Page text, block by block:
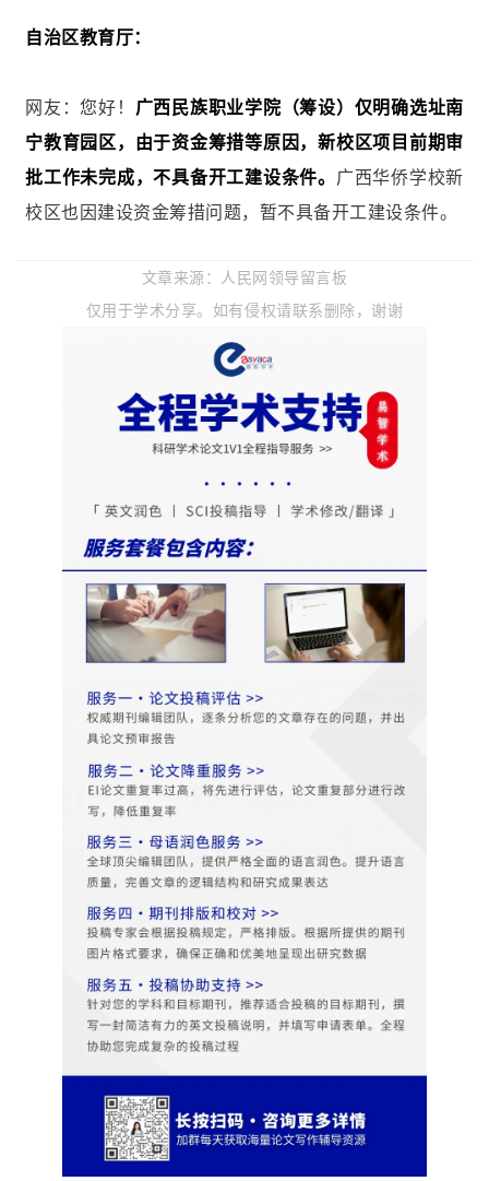
自治区教育厅：
网友：您好！ 广西民族职业学院（筹设）仅明确选址南
宁教育园区， 由于资金筹措等原因，新校区项目前期审
批工作未完成，不具备开工建设条件。 广西华侨学校新
校区也因建设资金筹措问题，暂不具备开工建设条件。
文章来源 ： 人民网领导留言板
仅用于学 术分享。如有侵权请联系删除，谢谢